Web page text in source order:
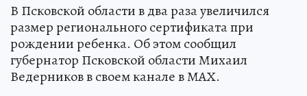
В Псковской области в два раза увеличился
размер регионального сертификата при
рождении ребенка. Об этом сообщил
губернатор Псковской области Михаил
Ведерников в своем канале в МАХ.